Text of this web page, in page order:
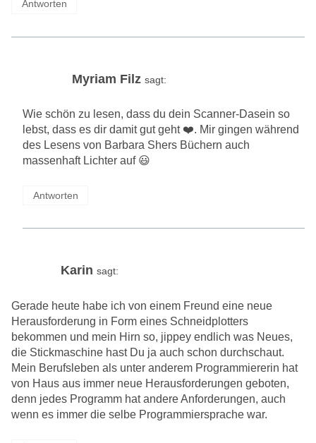
Antworten
Myriam Filz sagt:
Wie schön zu lesen, dass du dein Scanner-Dasein so
lebst, dass es dir damit gut geht ❤️. Mir gingen während
des Lesens von Barbara Shers Büchern auch
massenhaft Lichter auf 😃
Antworten
Karin sagt:
Gerade heute habe ich von einem Freund eine neue
Herausforderung in Form eines Schneidplotters
bekommen und mein Hirn so, jippey endlich was Neues,
die Stickmaschine hast Du ja auch schon durchschaut.
Mein Berufsleben als unter anderem Programmiererin hat
von Haus aus immer neue Herausforderungen geboten,
denn jedes Programm hat andere Anforderungen, auch
wenn es immer die selbe Programmiersprache war.